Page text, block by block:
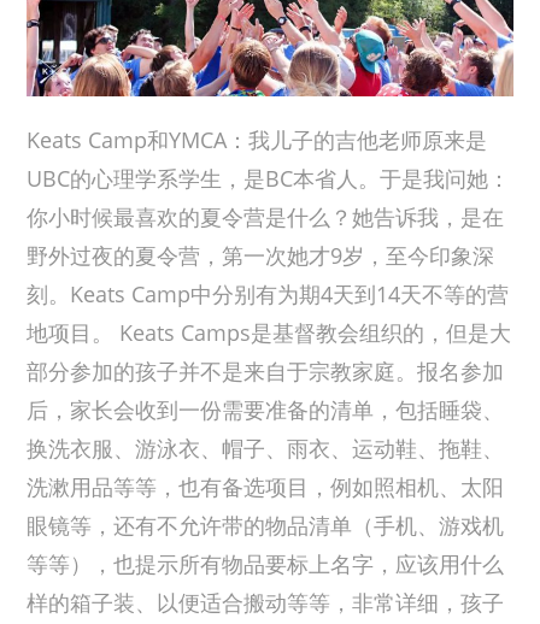
Keats Camp和YMCA：我儿子的吉他老师原来是
UBC的心理学系学生，是BC本省人。于是我问她：
你小时候最喜欢的夏令营是什么？她告诉我，是在
野外过夜的夏令营，第一次她才9岁，至今印象深
刻。Keats Camp中分别有为期4天到14天不等的营
地项目。 Keats Camps是基督教会组织的，但是大
部分参加的孩子并不是来自于宗教家庭。报名参加
后，家长会收到一份需要准备的清单，包括睡袋、
换洗衣服、游泳衣、帽子、雨衣、运动鞋、拖鞋、
洗漱用品等等，也有备选项目，例如照相机、太阳
眼镜等，还有不允许带的物品清单（手机、游戏机
等等），也提示所有物品要标上名字，应该用什么
样的箱子装、以便适合搬动等等，非常详细，孩子